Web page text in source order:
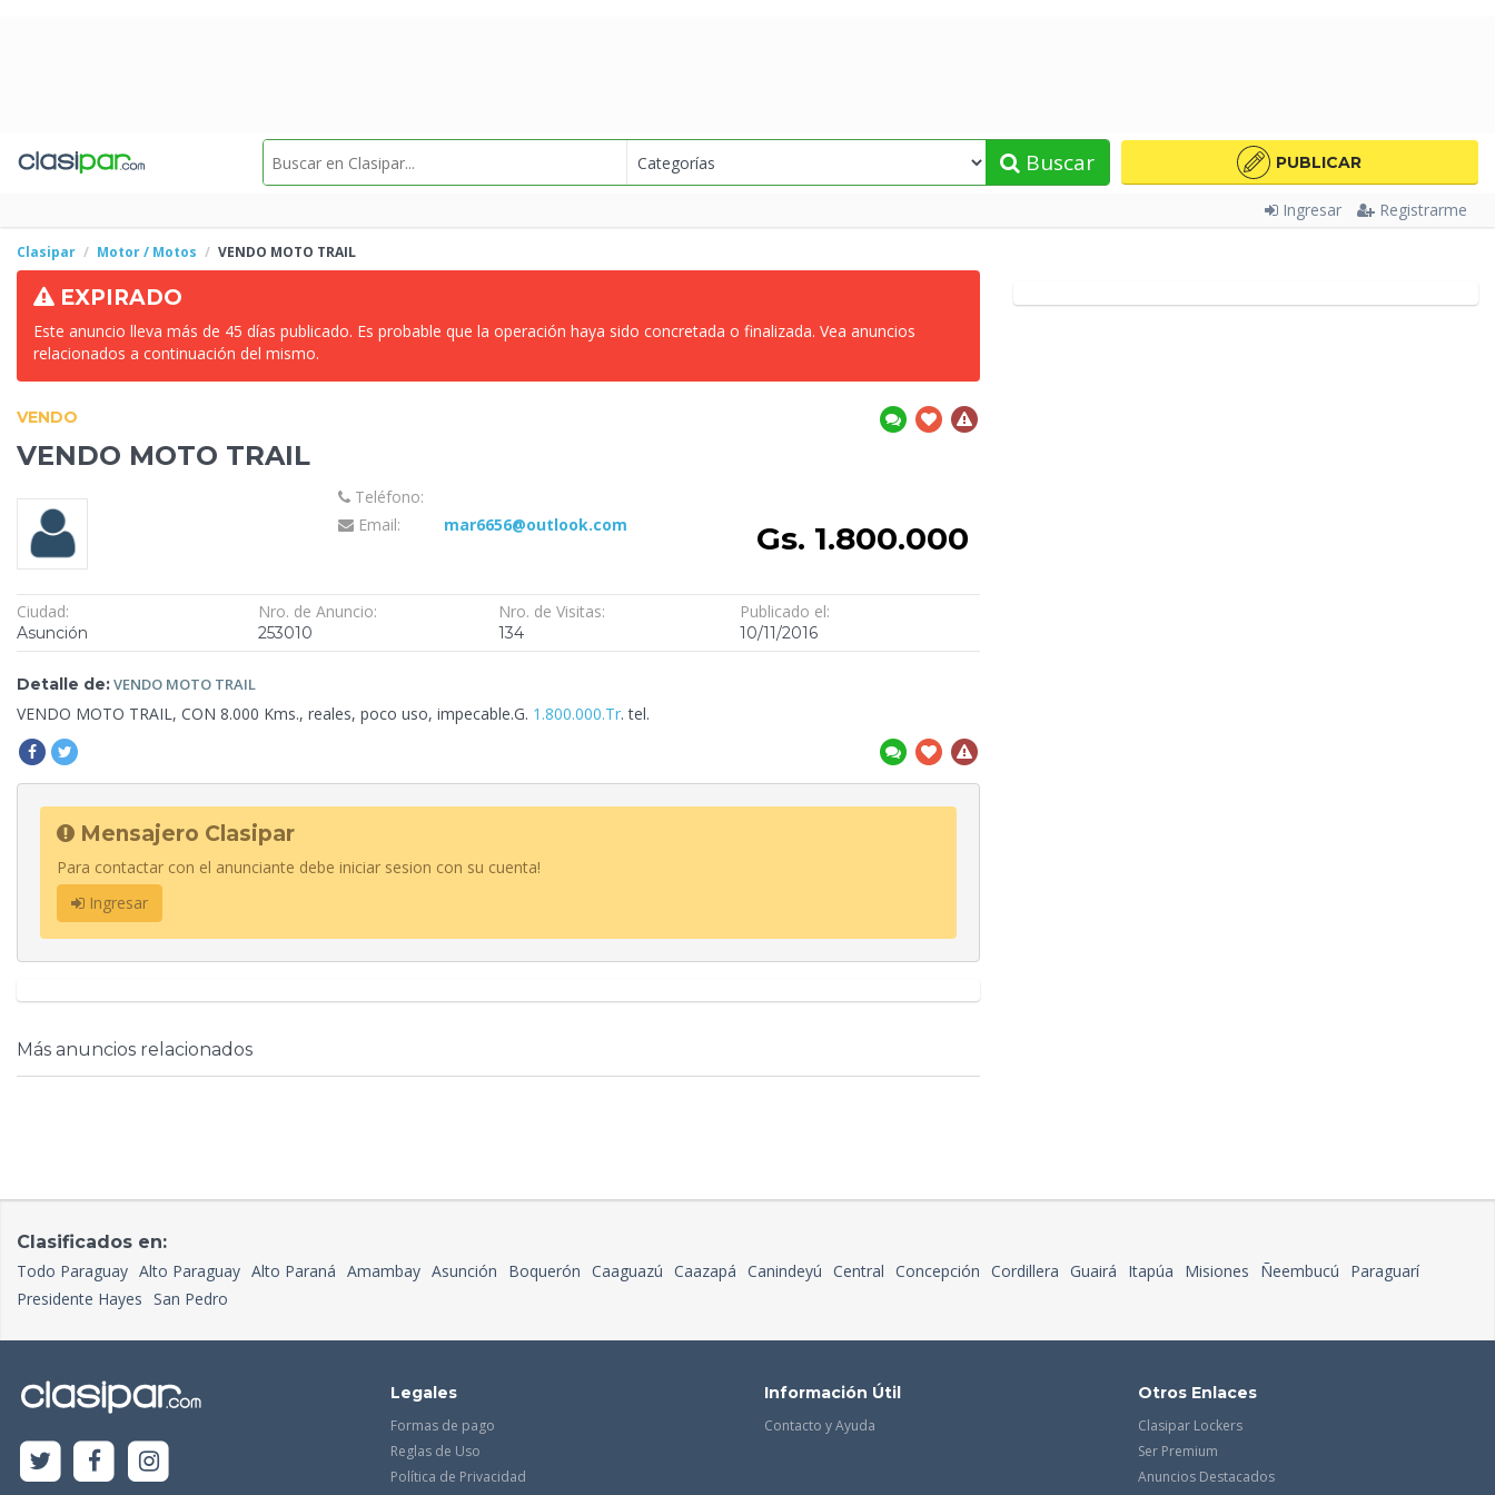
Buscar PUBLICAR
Ingresar Registrarme
Clasipar Motor / Motos VENDO MOTO TRAIL
EXPIRADO
Este anuncio lleva más de 45 días publicado. Es probable que la operación haya sido concretada o finalizada. Vea anuncios
relacionados a continuación del mismo.
VENDO
VENDO MOTO TRAIL
Teléfono:
Email:
mar6656@outlook.com Gs. 1.800.000
Ciudad:
Asunción
Nro. de Anuncio:
253010
Nro. de Visitas:
134
Publicado el:
10/11/2016
Detalle de:VENDO MOTO TRAIL
VENDO MOTO TRAIL, CON 8.000 Kms., reales, poco uso, impecable.G. 1.800.000.Tr. tel.
Mensajero Clasipar
Para contactar con el anunciante debe iniciar sesion con su cuenta!
Ingresar
Más anuncios relacionados
Clasificados en:
Todo Paraguay Alto Paraguay Alto Paraná Amambay Asunción Boquerón Caaguazú Caazapá Canindeyú Central Concepción Cordillera Guairá Itapúa Misiones Ñeembucú
Paraguarí
Presidente Hayes San Pedro
Legales
Formas de pago
Reglas de Uso
Política de Privacidad
Información Útil
Contacto y Ayuda
Otros Enlaces
Clasipar Lockers
Ser Premium
Anuncios Destacados